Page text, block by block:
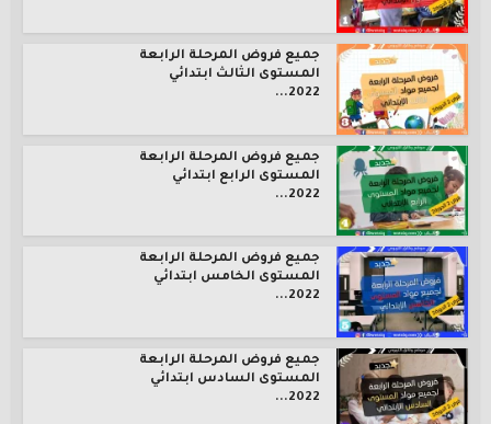
جميع فروض المرحلة الرابعة
المستوى الثالث ابتدائي
2022...
جميع فروض المرحلة الرابعة
المستوى الرابع ابتدائي
2022...
جميع فروض المرحلة الرابعة
المستوى الخامس ابتدائي
2022...
جميع فروض المرحلة الرابعة
المستوى السادس ابتدائي
2022...